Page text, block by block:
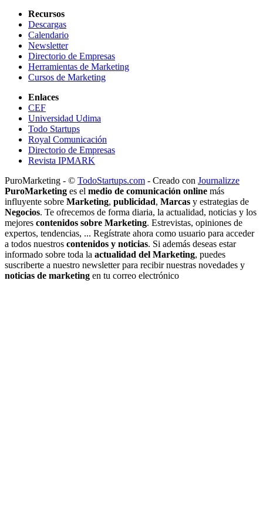
Recursos
Descargas
Calendario
Newsletter
Directorio de Empresas
Herramientas de Marketing
Cursos de Marketing
Enlaces
CEF
Universidad Udima
Todo Startups
Royal Comunicación
Directorio de Empresas
Revista IPMARK
PuroMarketing - © TodoStartups.com - Creado con Journalizze
PuroMarketing es el medio de comunicación online más
influyente sobre Marketing, publicidad, Marcas y estrategias de
Negocios. Te ofrecemos de forma diaria, la actualidad, noticias y los
mejores contenidos sobre Marketing. Estrevistas, opiniones de
expertos, tendencias, ... Regístrate ahora como usuario para acceder
a todos nuestros contenidos y noticias. Si además deseas estar
informado sobre toda la actualidad del Marketing, puedes
suscriberte a nuestro newsletter para recibir nuestras novedades y
noticias de marketing en tu correo electrónico